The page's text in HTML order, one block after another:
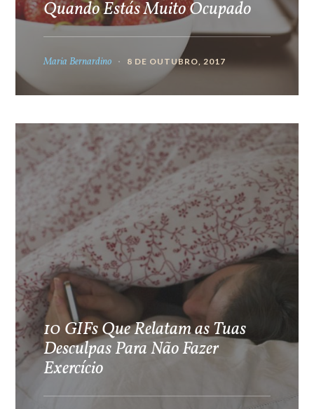
Quando Estás Muito Ocupado
Maria Bernardino 8 DE OUTUBRO, 2017
10 GIFs Que Relatam as Tuas
Desculpas Para Não Fazer
Exercício